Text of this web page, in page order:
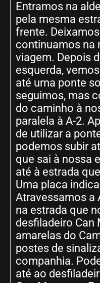
Entramos na
pela mesma
frente.
continuamos na
viagem. Depois
esquerda,
até uma ponte
seguimos, mas
do caminho à
paralela à A-2.
de utilizar a
podemos subir
que sai à nossa
até à estrada
Uma placa
Atravessamos a
na estrada que
desfiladeiro Can
amarelas do
postes de
companhia.
até ao